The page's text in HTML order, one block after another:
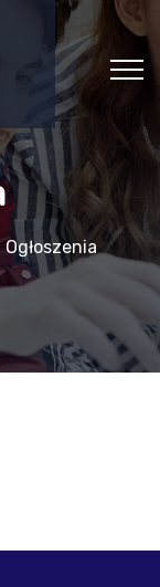
Ogłoszenia